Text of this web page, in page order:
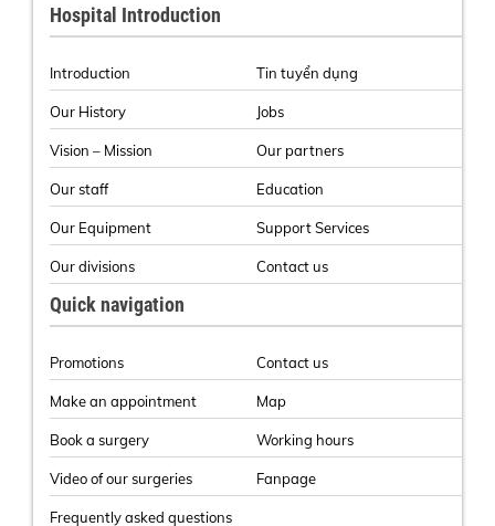
Hospital Introduction
Introduction
Our History
Vision – Mission
Our staff
Our Equipment
Our divisions
Tin tuyển dụng
Jobs
Our partners
Education
Support Services
Contact us
Quick navigation
Promotions
Make an appointment
Book a surgery
Video of our surgeries
Frequently asked questions
Contact us
Map
Working hours
Fanpage